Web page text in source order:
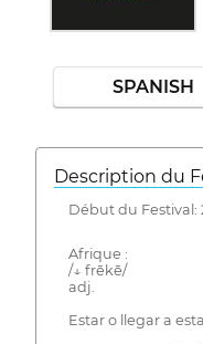
SPANISH
Description du
Début du
Afrique :
/↓ frēkē/
adj.
Estar o llegar a